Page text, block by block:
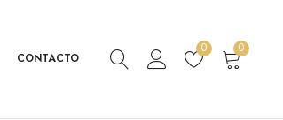
CONTACTO
0 0